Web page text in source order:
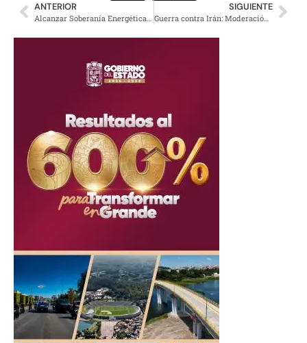
ANTERIOR SIGUIENTE
Guerra contra Irán: Moderación para evitar incidente nuclear: OIEA